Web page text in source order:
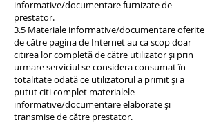
informative/documentare furnizate de
prestator.
3.5 Materiale informative/documentare oferite
de către pagina de Internet au ca scop doar
citirea lor completă de către utilizator și prin
urmare serviciul se considera consumat în
totalitate odată ce utilizatorul a primit și a
putut citi complet materialele
informative/documentare elaborate și
transmise de către prestator.